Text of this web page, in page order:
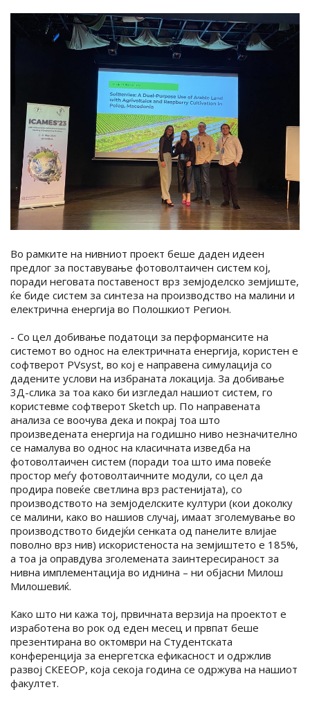
Во рамките на нивниот проект беше даден идеен
предлог за поставување фотоволтаичен систем кој,
поради неговата поставеност врз земјоделско земјиште,
ќе биде систем за синтеза на производство на малини и
електрична енергија во Полошкиот Регион.
- Со цел добивање податоци за перформансите на
системот во однос на електричната енергија, користен е
софтверот PVsyst, во кој е направена симулација со
дадените услови на избраната локација. За добивање
3Д-слика за тоа како би изгледал нашиот систем, го
користевме софтверот Sketch up. По направената
анализа се воочува дека и покрај тоа што
произведената енергија на годишно ниво незначително
се намалува во однос на класичната изведба на
фотоволтаичен систем (поради тоа што има повеќе
простор меѓу фотоволтаичните модули, со цел да
продира повеќе светлина врз растенијата), со
производството на земјоделските култури (кои доколку
се малини, како во нашиов случај, имаат зголемување во
производството бидејќи сенката од панелите влијае
поволно врз нив) искористеноста на земјиштето е 185%,
а тоа ја оправдува зголемената заинтересираност за
нивна имплементација во иднина – ни објасни Милош
Милошевиќ.
Како што ни кажа тој, првичната верзија на проектот е
изработена во рок од еден месец и првпат беше
презентирана во октомври на Студентската
конференција за енергетска ефикасност и одржлив
развој СКЕЕОР, која секоја година се одржува на нашиот
факултет.